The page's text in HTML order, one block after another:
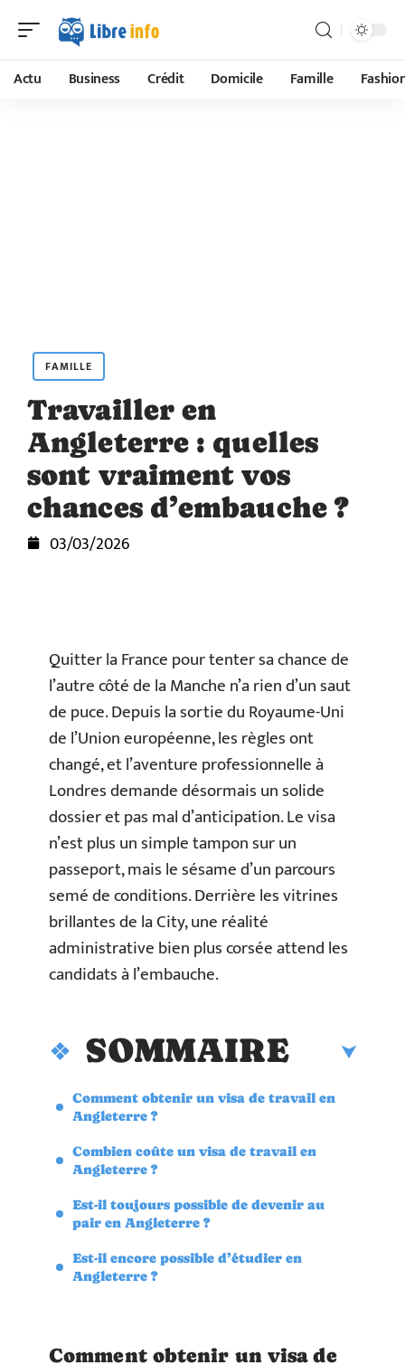
Actu Business Crédit Domicile Famille
FAMILLE
Travailler en
Angleterre : quelles
sont vraiment vos
chances d’embauche ?
03/03/2026
Quitter la France pour tenter sa chance de
l’autre côté de la Manche n’a rien d’un saut
de puce. Depuis la sortie du Royaume-Uni
de l’Union européenne, les règles ont
changé, et l’aventure professionnelle à
Londres demande désormais un solide
dossier et pas mal d’anticipation. Le visa
n’est plus un simple tampon sur un
passeport, mais le sésame d’un parcours
semé de conditions. Derrière les vitrines
brillantes de la City, une réalité
administrative bien plus corsée attend les
candidats à l’embauche.
SOMMAIRE
Comment obtenir un visa de travail en
Angleterre ?
Combien coûte un visa de travail en
Angleterre ?
Est-il toujours possible de devenir au
pair en Angleterre ?
Est-il encore possible d’étudier en
Angleterre ?
Comment obtenir un visa de